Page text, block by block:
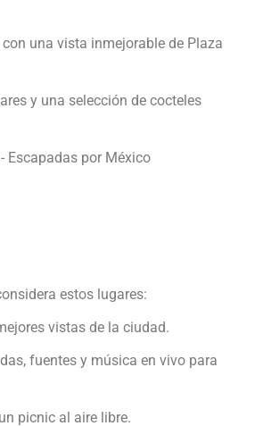
una vista inmejorable de Plaza
y una selección de cocteles
estos lugares:
vistas de la ciudad.
fuentes y música en vivo para
picnic al aire libre.